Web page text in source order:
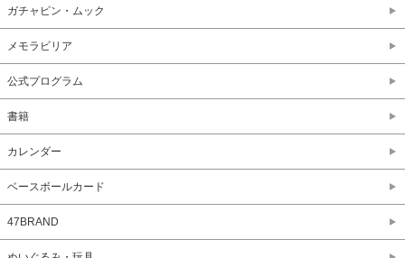
ガチャピン・ムック
メモラビリア
公式プログラム
書籍
カレンダー
ベースボールカード
47BRAND